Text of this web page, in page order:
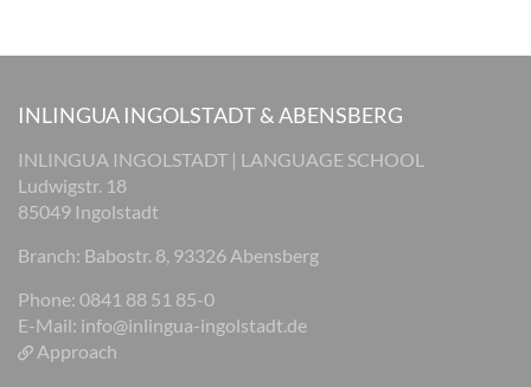
INLINGUA INGOLSTADT & ABENSBERG
INLINGUA INGOLSTADT | LANGUAGE SCHOOL
Ludwigstr. 18
85049 Ingolstadt
Branch: Babostr. 8, 93326 Abensberg
Phone: 0841 88 51 85-0
E-Mail: info@inlingua-ingolstadt.de
Approach